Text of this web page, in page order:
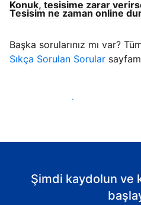
Konuk, tesisime zarar
Tesisim ne zaman online
Başka sorularınız mı var?
Sıkça Sorulan Sorular
Konuk ağırlamaya başla
Şimdi kaydolun ve